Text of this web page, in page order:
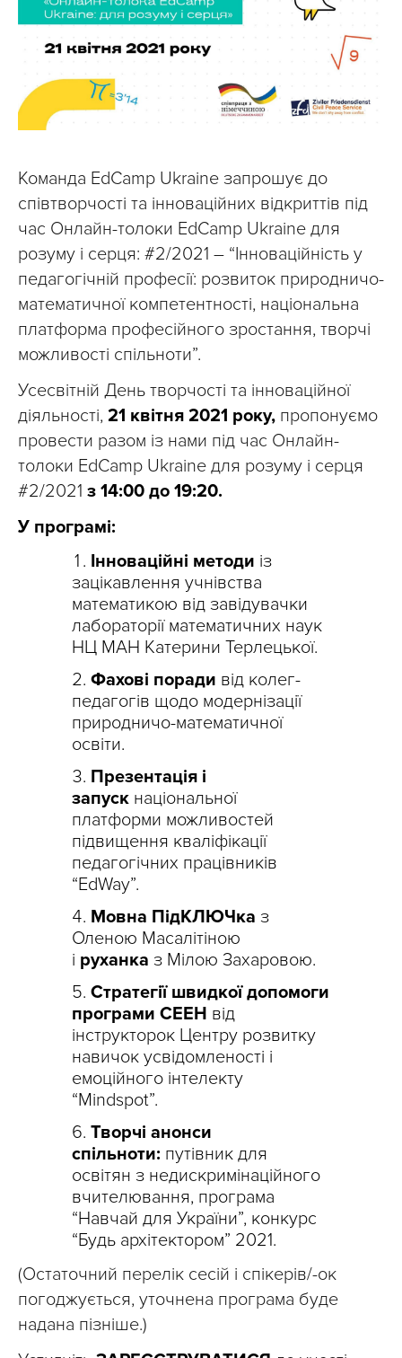
Команда EdCamp Ukraine запрошує до
співтворчості та інноваційних відкриттів під
час Онлайн-толоки EdCamp Ukraine для
розуму і серця: #2/2021 – “Інноваційність у
педагогічній професії: розвиток природничо-
математичної компетентності, національна
платформа професійного зростання, творчі
можливості спільноти”.
Усесвітній День творчості та інноваційної
діяльності, 21 квітня 2021 року, пропонуємо
провести разом із нами під час Онлайн-
толоки EdCamp Ukraine для розуму і серця
#2/2021 з 14:00 до 19:20.
У програмі:
Інноваційні методи із
зацікавлення учнівства
математикою від завідувачки
лабораторії математичних наук
НЦ МАН Катерини Терлецької.
Фахові поради від колег-
педагогів щодо модернізації
природничо-математичної
освіти.
Презентація і
запуск національної
платформи можливостей
підвищення кваліфікації
педагогічних працівників
“EdWay”.
Мовна ПідКЛЮЧка з
Оленою Масалітіною
і руханка з Мілою Захаровою.
Стратегії швидкої допомоги
програми СЕЕН від
інструкторок Центру розвитку
навичок усвідомленості і
емоційного інтелекту
“Mindspot”.
Творчі анонси
спільноти: путівник для
освітян з недискримінаційного
вчителювання, програма
“Навчай для України”, конкурс
“Будь архітектором” 2021.
(Остаточний перелік сесій і спікерів/-ок
погоджується, уточнена програма буде
надана пізніше.)